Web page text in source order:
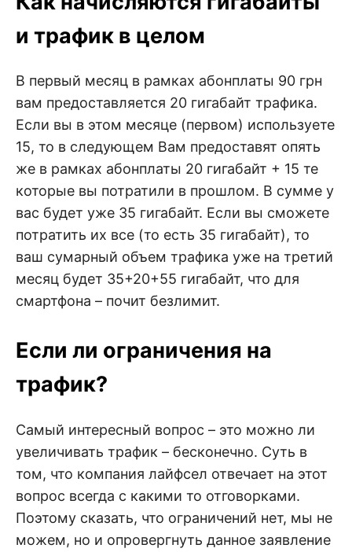
и трафик в целом
В первый месяц в рамках абонплаты 90 грн
вам предоставляется 20 гигабайт трафика.
Если вы в этом месяце (первом) используете
15, то в следующем Вам предоставят опять
же в рамках абонплаты 20 гигабайт + 15 те
которые вы потратили в прошлом. В сумме у
вас будет уже 35 гигабайт. Если вы сможете
потратить их все (то есть 35 гигабайт), то
ваш сумарный объем трафика уже на третий
месяц будет 35+20+55 гигабайт, что для
смартфона – почит безлимит.
Если ли ограничения на
трафик?
Самый интересный вопрос – это можно ли
увеличивать трафик – бесконечно. Суть в
том, что компания лайфсел отвечает на этот
вопрос всегда с какими то отговорками.
Поэтому сказать, что ограничений нет, мы не
можем, но и опровергнуть данное заявление